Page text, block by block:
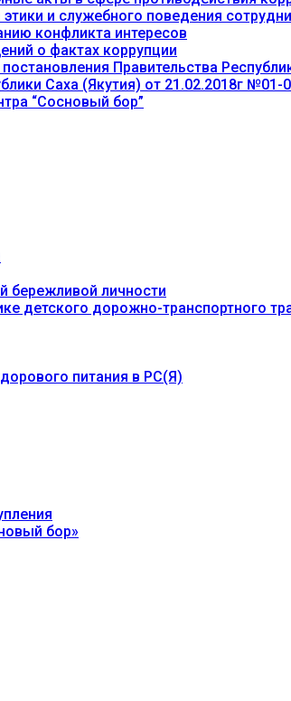
и служебного поведения
конфликта интересов
о фактах коррупции
Правительства
Саха (Якутия) от 21.02.2018г №01-
“Сосновый бор”
бережливой личности
детского дорожно-транспортного
питания в РС(Я)
бор»